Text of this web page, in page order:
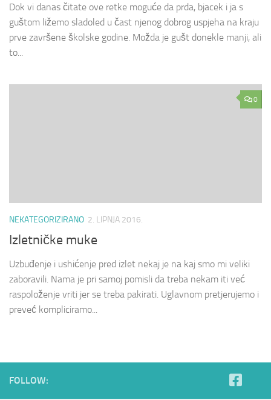
Dok vi danas čitate ove retke moguće da prda, bjacek i ja s
guštom ližemo sladoled u čast njenog dobrog uspjeha na kraju
prve završene školske godine. Možda je gušt donekle manji, ali
to...
0
NEKATEGORIZIRANO 2. LIPNJA 2016.
Izletničke muke
Uzbuđenje i ushićenje pred izlet nekaj je na kaj smo mi veliki
zaboravili. Nama je pri samoj pomisli da treba nekam iti već
raspoloženje vriti jer se treba pakirati. Uglavnom pretjerujemo i
preveć kompliciramo...
FOLLOW: